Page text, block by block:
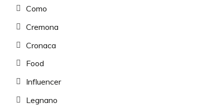
Como
Cremona
Cronaca
Food
Influencer
Legnano